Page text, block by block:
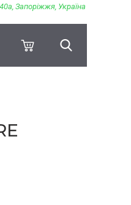
Запоріжжя, Україна